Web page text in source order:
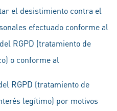
el desistimiento contra el
efectuado conforme al
RGPD (tratamiento de
o conforme al
RGPD (tratamiento de
legítimo) por motivos